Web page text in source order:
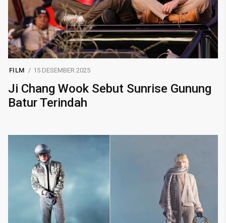
FILM 15 DESEMBER 2025
Ji Chang Wook Sebut Sunrise Gunung
Batur Terindah